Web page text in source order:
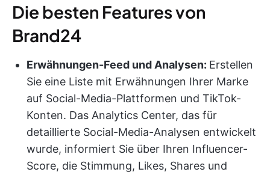
Die besten Features von
Brand24
Erwähnungen-Feed und Analysen: Erstellen
Sie eine Liste mit Erwähnungen Ihrer Marke
auf Social-Media-Plattformen und TikTok-
Konten. Das Analytics Center, das für
detaillierte Social-Media-Analysen entwickelt
wurde, informiert Sie über Ihren Influencer-
Score, die Stimmung, Likes, Shares und